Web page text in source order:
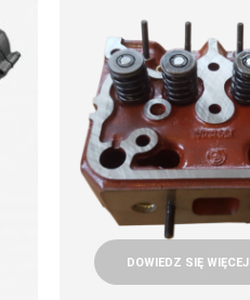
DOWIEDZ SIĘ WIĘCEJ